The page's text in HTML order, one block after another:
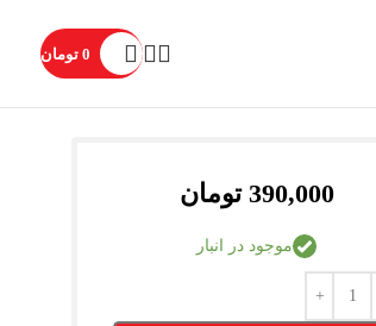
0 تومان
390,000 تومان
موجود در انبار